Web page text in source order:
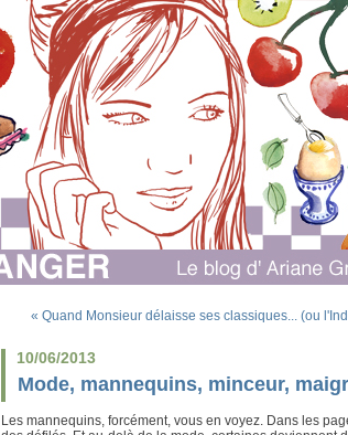
« Quand Monsieur délaisse ses classiques... (ou
10/06/2013
Mode, mannequins, minceur,
Les mannequins, forcément, vous en voyez. Dans les